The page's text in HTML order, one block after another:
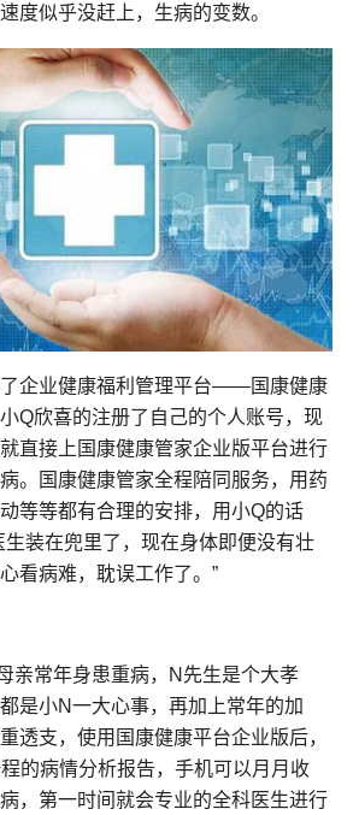
度似乎没赶上，生病的变数。
企业健康福利管理平台——国康健康
Q欣喜的注册了自己的个人账号，现
直接上国康健康管家企业版平台进行
。国康健康管家全程陪同服务，用药
等等都有合理的安排，用小Q的话
生装在兜里了，现在身体即便没有壮
看病难，耽误工作了。”
亲常年身患重病，N先生是个大孝
是小N一大心事，再加上常年的加
透支，使用国康健康平台企业版后，
的病情分析报告，手机可以月月收
，第一时间就会专业的全科医生进行